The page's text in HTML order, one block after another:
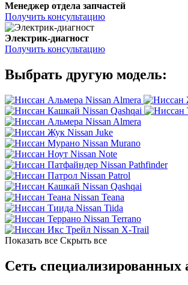
Менеджер отдела запчастей
Получить консультацию
Электрик-диагност
Получить консультацию
Выбрать другую модель:
Nissan Almera
Nissan Qashqai
Nissan Almera
Nissan Juke
Nissan Murano
Nissan Note
Nissan Pathfinder
Nissan Patrol
Nissan Qashqai
Nissan Teana
Nissan Tiida
Nissan Terrano
Nissan X-Trail
Показать все Скрыть все
Сеть специализированных